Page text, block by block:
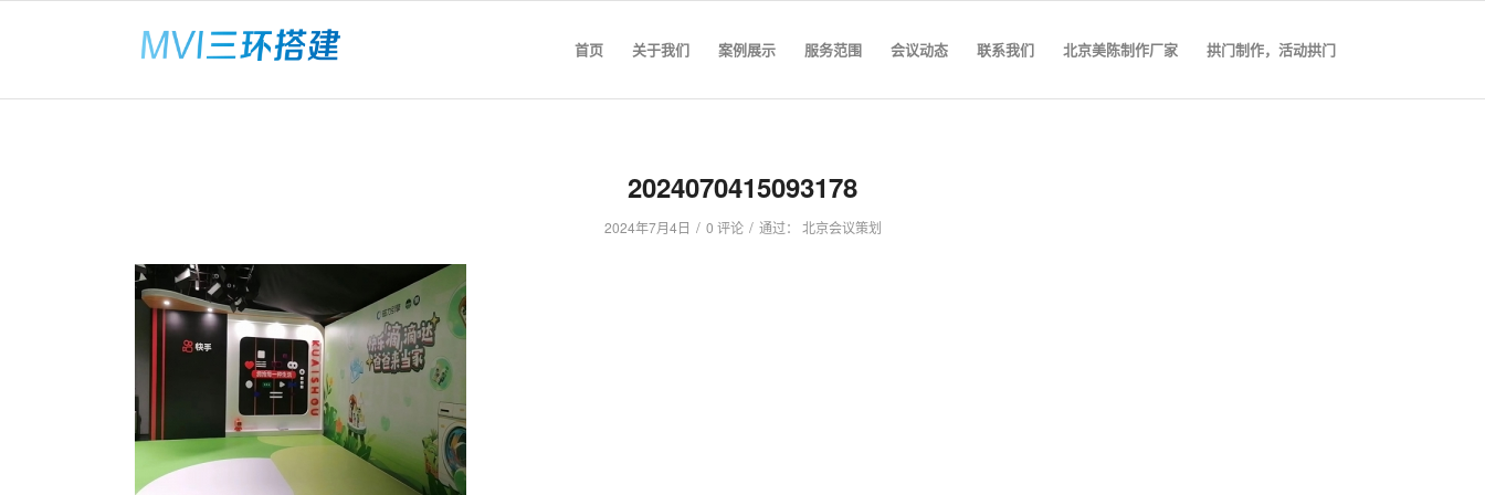
首页 关于我们 案例展示 服务范围 会议动态 联系我们 北京美陈制作厂家 拱门制作，活动拱门
2024070415093178
2024年7月4日 / 0 评论 / 通过： 北京会议策划